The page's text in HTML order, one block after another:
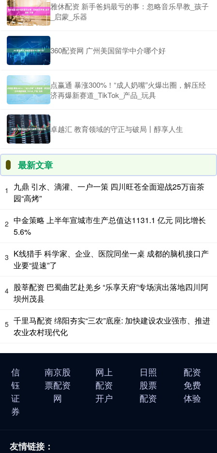
雅休配资 新手爸妈最亏的事：忽略音乐早教_孩子
_启蒙_乐器
360配资网 广州美国留学中介哪个好
点赢通 暴涨300%！“成人奶嘴”火爆出圈，解压经
济再爆新赛道_TikTok_产品_玩具
卓越汇 教育领域的守正与破局丨醇享人生
最新文章
1
九鼎 引水、滴灌、一户一策 四川旺苍全面迎战25万亩茶
园“高烤”
2 中金策略 上半年宣城市生产总值达1131.1 亿元 同比增长
5.6%
3 K线猎手 科学家、企业、医院同坐一桌 成都的脑机接口产
业要“提速”了
4 股莘配资 巴蜀曲艺赴羌乡 “乐享天府”专场演出落地四川阿
坝州茂县
5 千里马配资 绵阳夯实“三农”底座: 加快建设农业强市、推进
农业农村现代化
信
钰
证
券
南京股
票配资
网
网上
配资
开户
日照
股票
配资
配资
免费
体验
友情链接：